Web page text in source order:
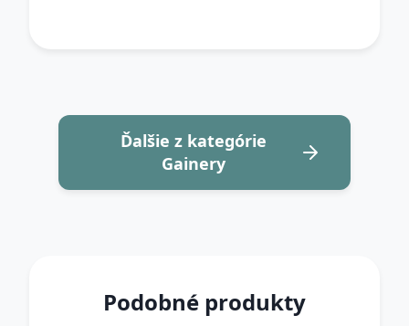
Ďalšie z kategórie
Gainery
Podobné produkty